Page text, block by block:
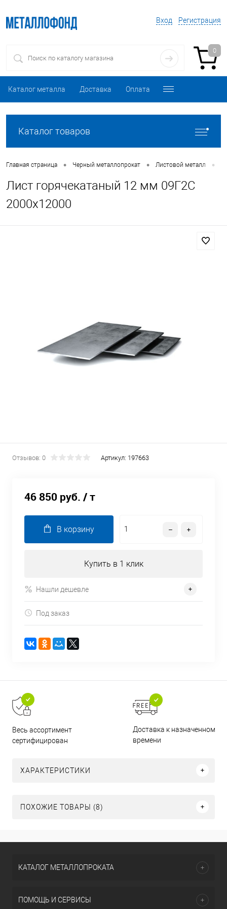
Вход Регистрация
0
Каталог металла Доставка Оплата
Каталог товаров
Главная страница • Черный металлопрокат • Листовой металл •
Лист горячекатаный 12 мм 09Г2С
2000х12000
Отзывов: 0 Артикул: 197663
46 850 руб. / т
В корзину
Купить в 1 клик
Нашли дешевле
Под заказ
Весь ассортимент
сертифицирован
Доставка к назначенному
времени
ХАРАКТЕРИСТИКИ
ПОХОЖИЕ ТОВАРЫ (8)
КАТАЛОГ МЕТАЛЛОПРОКАТА
ПОМОЩЬ И СЕРВИСЫ